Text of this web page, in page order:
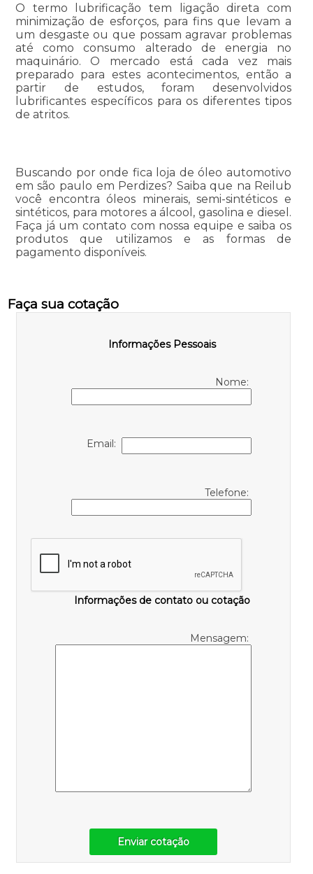
O termo lubrificação tem ligação direta com
minimização de esforços, para fins que levam a
um desgaste ou que possam agravar problemas
até como consumo alterado de energia no
maquinário. O mercado está cada vez mais
preparado para estes acontecimentos, então a
partir de estudos, foram desenvolvidos
lubrificantes específicos para os diferentes tipos
de atritos.
Buscando por onde fica loja de óleo automotivo
em são paulo em Perdizes? Saiba que na Reilub
você encontra óleos minerais, semi-sintéticos e
sintéticos, para motores a álcool, gasolina e diesel.
Faça já um contato com nossa equipe e saiba os
produtos que utilizamos e as formas de
pagamento disponíveis.
Faça sua cotação
Informações Pessoais
Nome:
Email:
Telefone:
Informações de contato ou cotação
Mensagem:
Enviar cotação